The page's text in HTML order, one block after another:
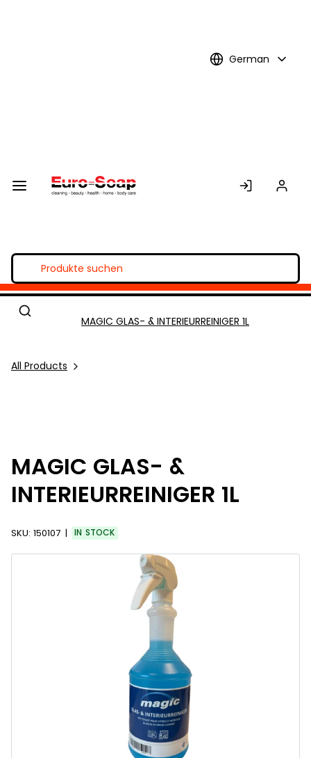
German
All Products
MAGIC GLAS- & INTERIEURREINIGER 1L
MAGIC GLAS- &
INTERIEURREINIGER 1L
SKU: 150107 IN STOCK